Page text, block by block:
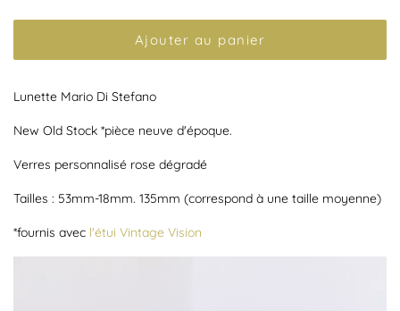
Ajouter au panier
Lunette Mario Di Stefano
New Old Stock *pièce neuve d'époque.
Verres personnalisé rose dégradé
Tailles : 53mm-18mm. 135mm (correspond à une taille moyenne)
*fournis avec l'étui Vintage Vision